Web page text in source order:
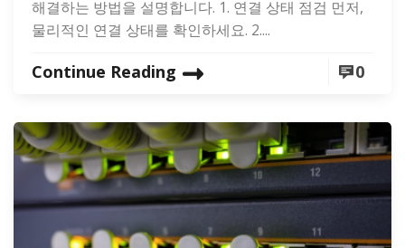
해결하는 방법을 설명합니다. 1. 연결 상태 점검 먼저,
물리적인 연결 상태를 확인하세요. 2....
Continue Reading 0